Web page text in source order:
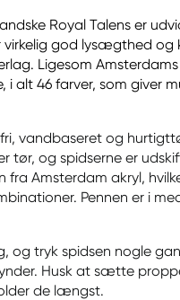
Royal Talens er
virkelig god lysægthed og
Ligesom
alt 46 farver, som giver
vandbaseret og
tør, og spidserne er
fra Amsterdam akryl,
Pennen er i
og tryk spidsen nogle
Husk at sætte
de længst.